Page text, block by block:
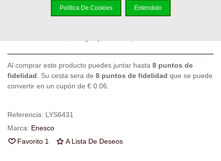
Al comprar este producto puedes juntar hasta 8 puntos de
fidelidad . Su cesta sera de 8 puntos de fidelidad que se puede
convertir en un cupón de € 0.06
Referencia: LYS6431
Marca: Enesco
Favorito 1 A Lista De Deseos
Política De Cookies Entendido